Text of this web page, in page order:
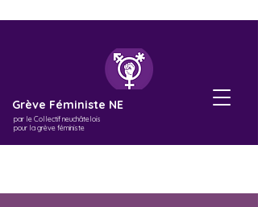
Grève Féministe NE
par le Collectif neuchâtelois
pour la grève féministe